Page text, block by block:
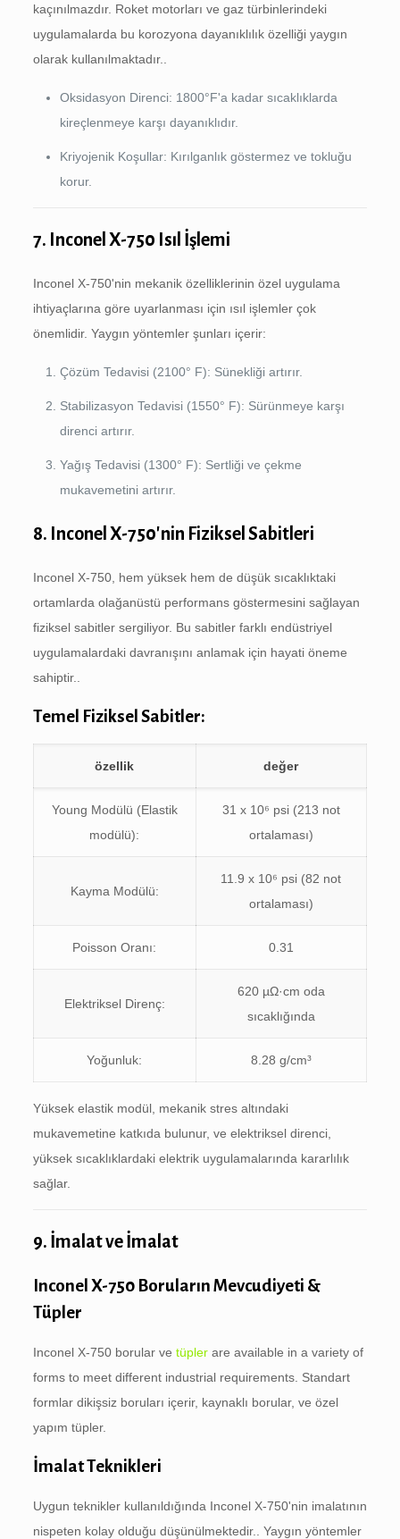
kaçınılmazdır. Roket motorları ve gaz türbinlerindeki
uygulamalarda bu korozyona dayanıklılık özelliği yaygın
olarak kullanılmaktadır..
Oksidasyon Direnci: 1800°F'a kadar sıcaklıklarda
kireçlenmeye karşı dayanıklıdır.
Kriyojenik Koşullar: Kırılganlık göstermez ve tokluğu
korur.
7. Inconel X-750 Isıl İşlemi
Inconel X-750'nin mekanik özelliklerinin özel uygulama
ihtiyaçlarına göre uyarlanması için ısıl işlemler çok
önemlidir. Yaygın yöntemler şunları içerir:
Çözüm Tedavisi (2100° F): Sünekliği artırır.
Stabilizasyon Tedavisi (1550° F): Sürünmeye karşı
direnci artırır.
Yağış Tedavisi (1300° F): Sertliği ve çekme
mukavemetini artırır.
8. Inconel X-750'nin Fiziksel Sabitleri
Inconel X-750, hem yüksek hem de düşük sıcaklıktaki
ortamlarda olağanüstü performans göstermesini sağlayan
fiziksel sabitler sergiliyor. Bu sabitler farklı endüstriyel
uygulamalardaki davranışını anlamak için hayati öneme
sahiptir..
Temel Fiziksel Sabitler:
özellik değer
Young Modülü (Elastik
modülü):
31 x 10⁶ psi (213 not
ortalaması)
Kayma Modülü:
11.9 x 10⁶ psi (82 not
ortalaması)
Poisson Oranı: 0.31
Elektriksel Direnç:
620 µΩ·cm oda
sıcaklığında
Yoğunluk: 8.28 g/cm³
Yüksek elastik modül, mekanik stres altındaki
mukavemetine katkıda bulunur, ve elektriksel direnci,
yüksek sıcaklıklardaki elektrik uygulamalarında kararlılık
sağlar.
9. İmalat ve İmalat
Inconel X-750 Boruların Mevcudiyeti &
Tüpler
Inconel X-750 borular ve tüpler are available in a variety of
forms to meet different industrial requirements. Standart
formlar dikişsiz boruları içerir, kaynaklı borular, ve özel
yapım tüpler.
İmalat Teknikleri
Uygun teknikler kullanıldığında Inconel X-750'nin imalatının
nispeten kolay olduğu düşünülmektedir.. Yaygın yöntemler